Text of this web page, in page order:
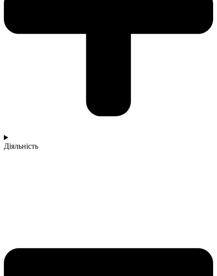
Діяльність